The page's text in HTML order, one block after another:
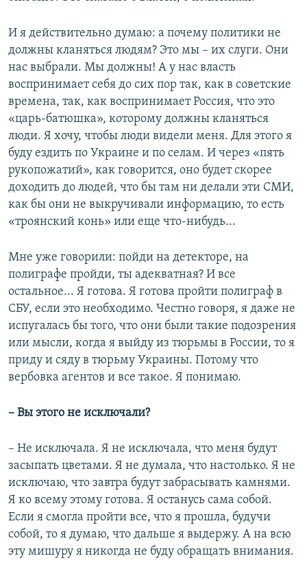
И я действительно думаю: а почему политики не
должны кланяться людям? Это мы – их слуги. Они
нас выбрали. Мы должны! А у нас власть
воспринимает себя до сих пор так, как в советские
времена, так, как воспринимает Россия, что это
«царь-батюшка», которому должны кланяться
люди. Я хочу, чтобы люди видели меня. Для этого я
буду ездить по Украине и по селам. И через «пять
рукопожатий», как говорится, оно будет скорее
доходить до людей, что бы там ни делали эти СМИ,
как бы они не выкручивали информацию, то есть
«троянский конь» или еще что-нибудь...
Мне уже говорили: пойди на детекторе, на
полиграфе пройди, ты адекватная? И все
остальное... Я готова. Я готова пройти полиграф в
СБУ, если это необходимо. Честно говоря, я даже не
испугалась бы того, что они были такие подозрения
или мысли, когда я выйду из тюрьмы в России, то я
приду и сяду в тюрьму Украины. Потому что
вербовка агентов и все такое. Я понимаю.
– Вы этого не исключали?
– Не исключала. Я не исключала, что меня будут
засыпать цветами. Я не думала, что настолько. Я не
исключаю, что завтра будут забрасывать камнями.
Я ко всему этому готова. Я останусь сама собой.
Если я смогла пройти все, что я прошла, будучи
собой, то я думаю, что дальше я выдержу. А на всю
эту мишуру я никогда не буду обращать внимания.